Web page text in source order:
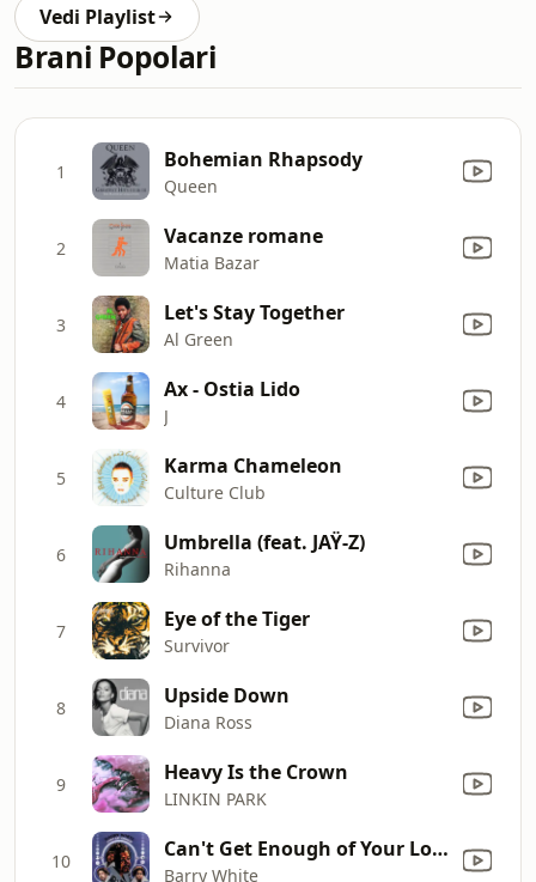
Vedi Playlist
Brani Popolari
1 Bohemian Rhapsody
Queen
2 Vacanze romane
Matia Bazar
3 Let's Stay Together
Al Green
4 Ax - Ostia Lido
J
5 Karma Chameleon
Culture Club
6 Umbrella (feat. JAŸ-Z)
Rihanna
7 Eye of the Tiger
Survivor
8 Upside Down
Diana Ross
9 Heavy Is the Crown
LINKIN PARK
10 Can't Get Enough of Your Love, Babe
Barry White